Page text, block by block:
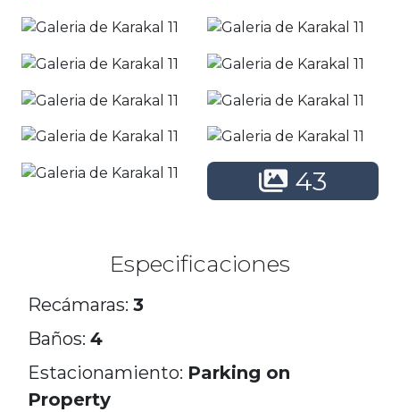
43
Especificaciones
Recámaras: 3
Baños: 4
Estacionamiento: Parking on
Property